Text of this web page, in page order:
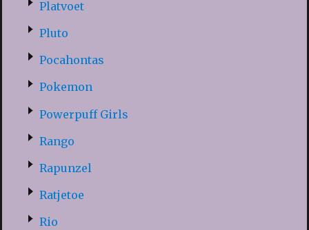
Platvoet
Pluto
Pocahontas
Pokemon
Powerpuff Girls
Rango
Rapunzel
Ratjetoe
Rio